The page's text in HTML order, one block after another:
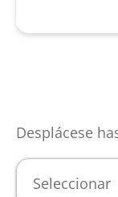
Desplácese
Seleccionar